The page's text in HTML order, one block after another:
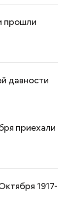
прошли
давности
приехали
1917-